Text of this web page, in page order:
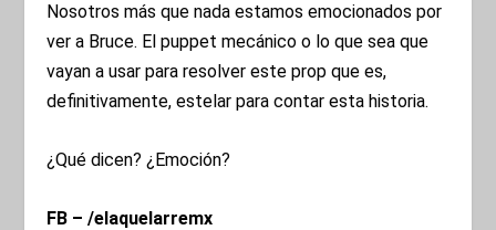
Nosotros más que nada estamos emocionados por
ver a Bruce. El puppet mecánico o lo que sea que
vayan a usar para resolver este prop que es,
definitivamente, estelar para contar esta historia.
¿Qué dicen? ¿Emoción?
FB – /elaquelarremx